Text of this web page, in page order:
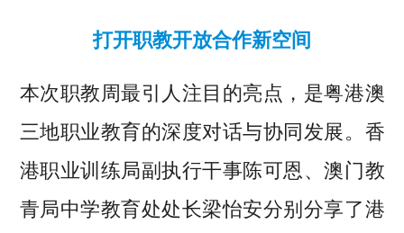
打开职教开放合作新空间
本次职教周最引人注目的亮点，是粤港澳
三地职业教育的深度对话与协同发展。香
港职业训练局副执行干事陈可恩、澳门教
青局中学教育处处长梁怡安分别分享了港